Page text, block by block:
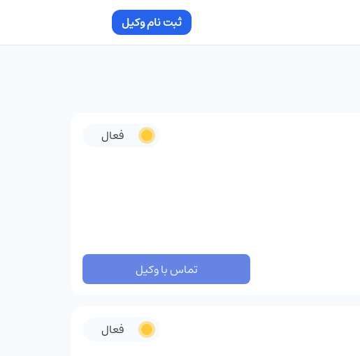
ثبت نام وکیل
فعال
تماس با وکیل
فعال